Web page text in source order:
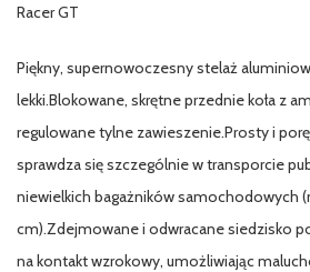
Racer GT
Piękny, supernowoczesny stelaż
lekki.Blokowane, skrętne przednie koła z
regulowane tylne zawieszenie.Prosty i
sprawdza się szczególnie w transporcie
niewielkich bagażników samochodowych
cm).Zdejmowane i odwracane siedzisko
na kontakt wzrokowy, umożliwiając